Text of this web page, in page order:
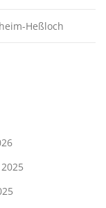
Heßloch